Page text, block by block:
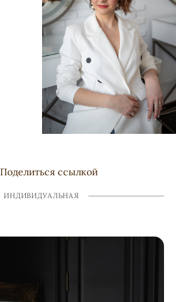
Поделиться ссылкой
ИНДИВИДУАЛЬНАЯ